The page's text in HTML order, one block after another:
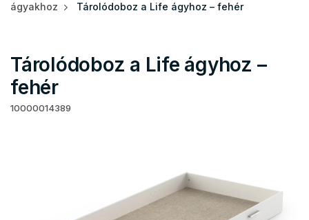
ágyakhoz
Tárolódoboz a Life ágyhoz – fehér
Tárolódoboz a Life ágyhoz –
fehér
10000014389